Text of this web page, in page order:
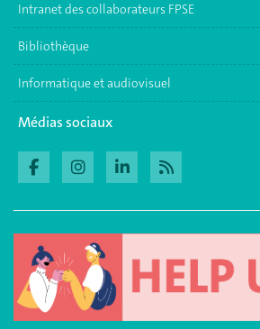
Intranet des collaborateurs FPSE
Bibliothèque
Informatique et audiovisuel
Médias sociaux